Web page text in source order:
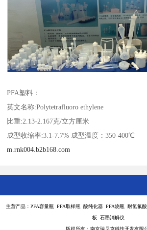
PFA塑料：
英文名称:Polytetrafluoro ethylene
比重:2.13-2.167克/立方厘米
成型收缩率:3.1-7.7% 成型温度：350-400℃
m.rnk004.b2b168.com
主营产品：PFA容量瓶 PFA取样瓶 酸纯化器 PFA烧瓶 耐氢氟
板 石墨消解仪